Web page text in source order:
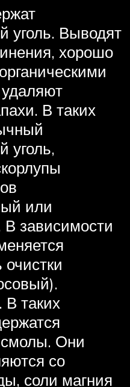
уголь. Выводят
хорошо
В таких
уголь,
или
зависимости
таких
Они
со
соли магния